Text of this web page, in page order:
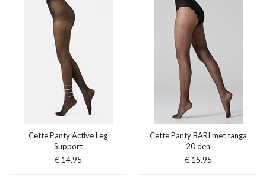
Cette Panty Active Leg
Support
€ 14,95
Cette Panty BARI met tanga
20 den
€ 15,95